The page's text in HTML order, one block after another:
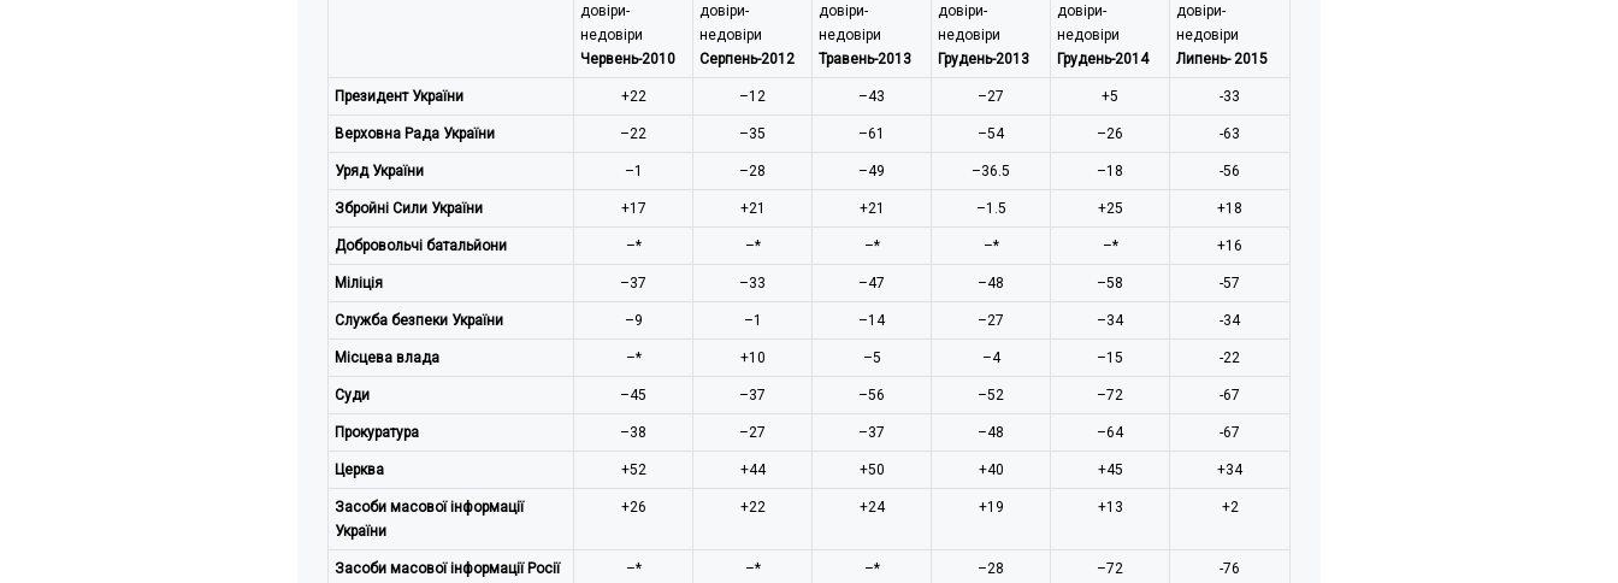
довіри-
недовіри
Червень-2010
довіри-
недовіри
Серпень-2012
довіри-
недовіри
Травень-2013
довіри-
недовіри
Грудень-2013
довіри-
недовіри
Грудень-2014
довіри-
недовіри
Липень- 2015
Президент України +22 –12 –43 –27 +5 -33
Верховна Рада України –22 –35 –61 –54 –26 -63
Уряд України –1 –28 –49 –36.5 –18 -56
Збройні Сили України +17 +21 +21 –1.5 +25 +18
Добровольчі батальйони –* –* –* –* –* +16
Міліція –37 –33 –47 –48 –58 -57
Служба безпеки України –9 –1 –14 –27 –34 -34
Місцева влада –* +10 –5 –4 –15 -22
Суди –45 –37 –56 –52 –72 -67
Прокуратура –38 –27 –37 –48 –64 -67
Церква +52 +44 +50 +40 +45 +34
Засоби масової інформації
України
+26 +22 +24 +19 +13 +2
Засоби масової інформації Росії –* –* –* –28 –72 -76